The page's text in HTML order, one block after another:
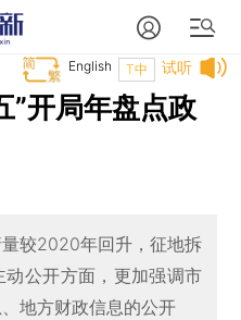
试听
T中
English
”开局年盘点政
较2020年回升，征地拆
公开方面，更加强调市
地方财政信息的公开